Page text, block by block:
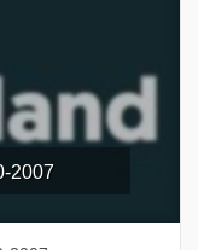
2007